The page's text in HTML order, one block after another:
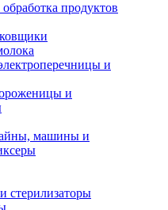
продуктов
и
и
машины и
стерилизаторы